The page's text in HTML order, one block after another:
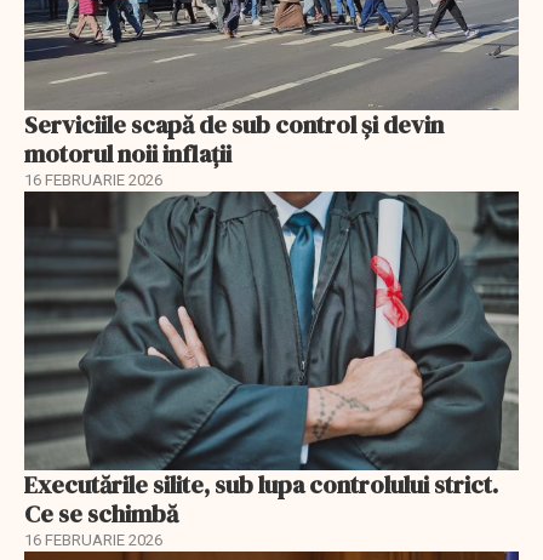
Serviciile scapă de sub control și devin
motorul noii inflații
16 FEBRUARIE 2026
Executările silite, sub lupa controlului strict.
Ce se schimbă
16 FEBRUARIE 2026